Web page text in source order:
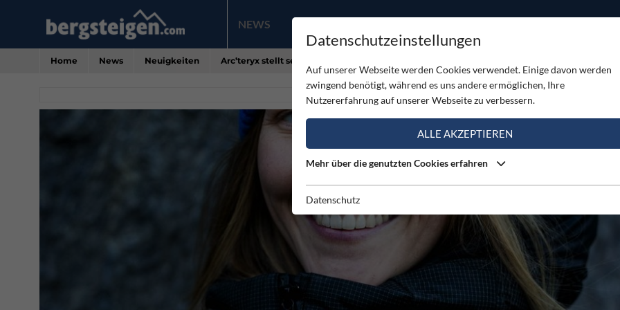
NEWS PRODUKTE
Home News Neuigkeiten Arc’teryx stellt sein neues Kletter-Athlet:innenteam vor
Datenschutzeinstellungen
Auf unserer Webseite werden Cookies verwendet. Einige davon werden
zwingend benötigt, während es uns andere ermöglichen, Ihre
Nutzererfahrung auf unserer Webseite zu verbessern.
ALLE AKZEPTIEREN
Mehr über die genutzten Cookies erfahren
Datenschutz